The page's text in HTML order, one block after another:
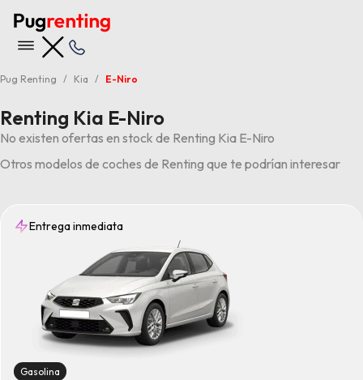
Pug Renting Kia E-Niro
Renting Kia E-Niro
No existen ofertas en stock de Renting Kia E-Niro
Otros modelos de coches de Renting que te podrían interesar
Entrega inmediata
Gasolina